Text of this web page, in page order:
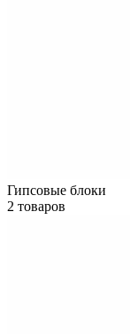
Гипсовые блоки
2 товаров